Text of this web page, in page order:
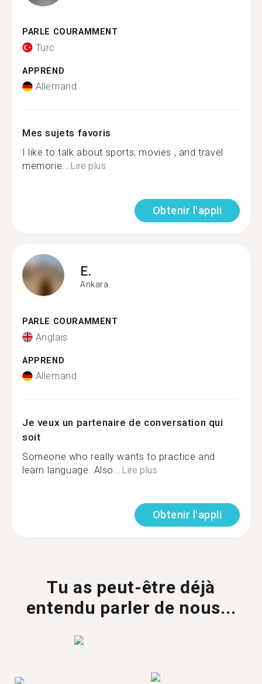
PARLE COURAMMENT
Turc
APPREND
Allemand
Mes sujets favoris
I like to talk about sports, movies , and travel
memorie...Lire plus
Obtenir l'appli
E.
Ankara
PARLE COURAMMENT
Anglais
APPREND
Allemand
Je veux un partenaire de conversation qui
soit
Someone who really wants to practice and
learn language. Also...Lire plus
Obtenir l'appli
Tu as peut-être déjà
entendu parler de nous...